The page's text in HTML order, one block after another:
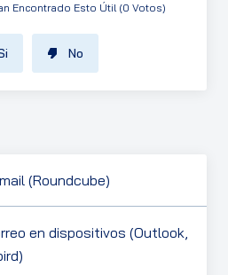
Encontrado Esto Útil (0 Votos)
No
(Roundcube)
en dispositivos (Outlook,